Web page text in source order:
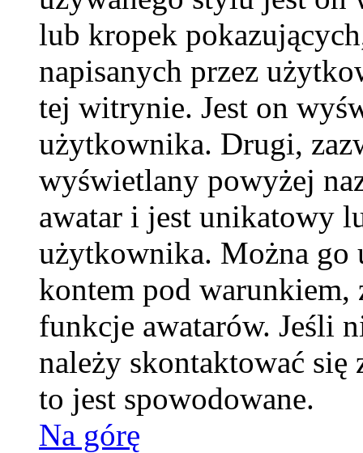
lub kropek
napisanych przez
tej witrynie. Jest on
użytkownika. Drugi,
wyświetlany powyżej
awatar i jest unikatowy
użytkownika. Można go
kontem pod warunkiem,
funkcje awatarów. Jeśli
należy skontaktować
to jest spowodowane.
Na górę